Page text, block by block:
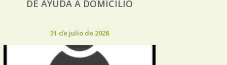
DE AYUDA A DOMICILIO
31 de julio de 2026